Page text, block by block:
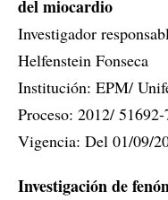
del miocardio
Investigador
Helfenstein Fonseca
Institución: EPM/
Proceso: 2012/ 51692-
Vigencia: Del 01/09/
Investigación de